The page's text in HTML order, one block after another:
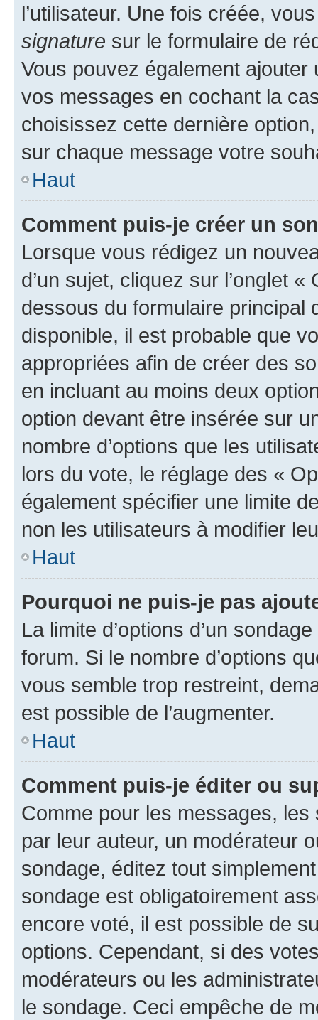
l’utilisateur. Une fois créée,
signature sur le formulaire de
Vous pouvez également
vos messages en cochant la
choisissez cette dernière
sur chaque message votre
Haut
Comment puis-je créer un
Lorsque vous rédigez un
d’un sujet, cliquez sur l’onglet
dessous du formulaire principal
disponible, il est probable que
appropriées afin de créer des
en incluant au moins deux
option devant être insérée sur
nombre d’options que les
lors du vote, le réglage des «
également spécifier une limite
non les utilisateurs à modifier
Haut
Pourquoi ne puis-je pas
La limite d’options d’un
forum. Si le nombre d’options
vous semble trop restreint,
est possible de l’augmenter.
Haut
Comment puis-je éditer ou
Comme pour les messages,
par leur auteur, un modérateur
sondage, éditez tout
sondage est obligatoirement
encore voté, il est possible de
options. Cependant, si des
modérateurs ou les
le sondage. Ceci empêche de